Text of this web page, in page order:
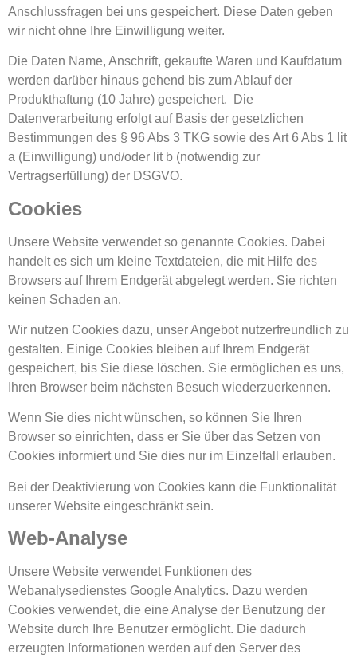
Anschlussfragen bei uns gespeichert. Diese Daten geben
wir nicht ohne Ihre Einwilligung weiter.
Die Daten Name, Anschrift, gekaufte Waren und Kaufdatum
werden darüber hinaus gehend bis zum Ablauf der
Produkthaftung (10 Jahre) gespeichert. Die
Datenverarbeitung erfolgt auf Basis der gesetzlichen
Bestimmungen des § 96 Abs 3 TKG sowie des Art 6 Abs 1 lit
a (Einwilligung) und/oder lit b (notwendig zur
Vertragserfüllung) der DSGVO.
Cookies
Unsere Website verwendet so genannte Cookies. Dabei
handelt es sich um kleine Textdateien, die mit Hilfe des
Browsers auf Ihrem Endgerät abgelegt werden. Sie richten
keinen Schaden an.
Wir nutzen Cookies dazu, unser Angebot nutzerfreundlich zu
gestalten. Einige Cookies bleiben auf Ihrem Endgerät
gespeichert, bis Sie diese löschen. Sie ermöglichen es uns,
Ihren Browser beim nächsten Besuch wiederzuerkennen.
Wenn Sie dies nicht wünschen, so können Sie Ihren
Browser so einrichten, dass er Sie über das Setzen von
Cookies informiert und Sie dies nur im Einzelfall erlauben.
Bei der Deaktivierung von Cookies kann die Funktionalität
unserer Website eingeschränkt sein.
Web-Analyse
Unsere Website verwendet Funktionen des
Webanalysedienstes Google Analytics. Dazu werden
Cookies verwendet, die eine Analyse der Benutzung der
Website durch Ihre Benutzer ermöglicht. Die dadurch
erzeugten Informationen werden auf den Server des